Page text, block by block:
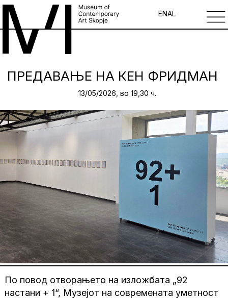
ENAL
ПРЕДАВАЊЕ НА КЕН ФРИДМАН
13/05/2026, во 19,30 ч.
По повод отворањето на изложбата „92
настани + 1“, Музејот на современата уметност